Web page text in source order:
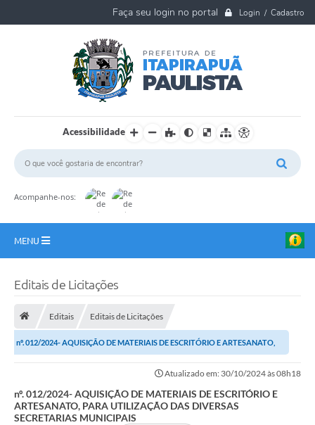
Login / Cadastro
Acessibilidade
Acompanhe-nos:
MENU
Carta de Serviços
Arquivos para Download
Editais de Licitações
Editais Editais de Licitações
nº. 012/2024- AQUISIÇÃO DE MATERIAIS DE ESCRITÓRIO E ARTESANATO,
PARA UTILIZAÇÃO DAS DIVERSAS SECRETARIAS...
Atualizado em: 30/10/2024 às 08h18
nº. 012/2024- AQUISIÇÃO DE MATERIAIS DE ESCRITÓRIO E
ARTESANATO, PARA UTILIZAÇÃO DAS DIVERSAS
SECRETARIAS MUNICIPAIS